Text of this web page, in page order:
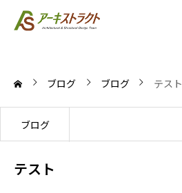
Home
ブログ ブログ テスト
ブログ
テスト